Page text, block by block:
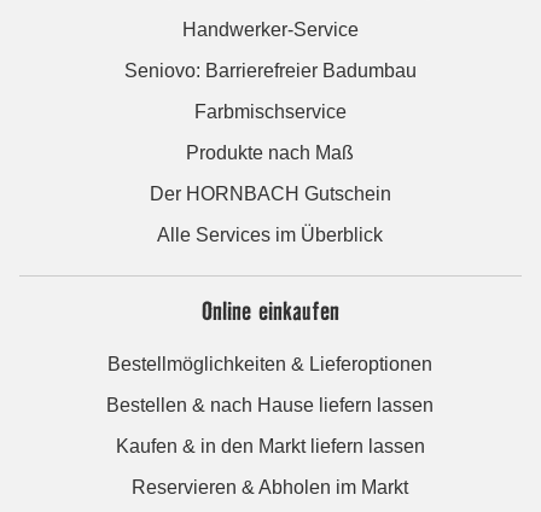
Handwerker-Service
Seniovo: Barrierefreier Badumbau
Farbmischservice
Produkte nach Maß
Der HORNBACH Gutschein
Alle Services im Überblick
Online einkaufen
Bestellmöglichkeiten & Lieferoptionen
Bestellen & nach Hause liefern lassen
Kaufen & in den Markt liefern lassen
Reservieren & Abholen im Markt